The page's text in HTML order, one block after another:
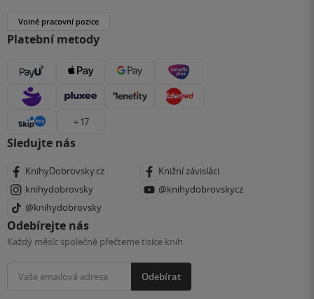
Volné pracovní pozice
Platební metody
+ 17
Sledujte nás
KnihyDobrovsky.cz
Knižní závisláci
knihydobrovsky
@knihydobrovskycz
@knihydobrovsky
Odebírejte nás
Každý měsíc společně přečteme tisíce knih
Odebírat